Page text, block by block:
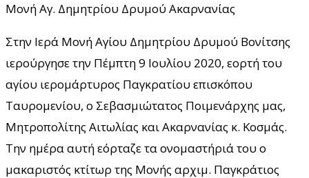
Μονή Αγ. Δημητρίου Δρυμού Ακαρνανίας
Στην Ιερά Μονή Αγίου Δημητρίου Δρυμού Βονίτσης
ιερούργησε την Πέμπτη 9 Ιουλίου 2020, εορτή του
αγίου ιερομάρτυρος Παγκρατίου επισκόπου
Ταυρομενίου, ο Σεβασμιώτατος Ποιμενάρχης μας,
Μητροπολίτης Αιτωλίας και Ακαρνανίας κ. Κοσμάς.
Την ημέρα αυτή εόρταζε τα ονομαστήριά του ο
μακαριστός κτίτωρ της Μονής αρχιμ. Παγκράτιος